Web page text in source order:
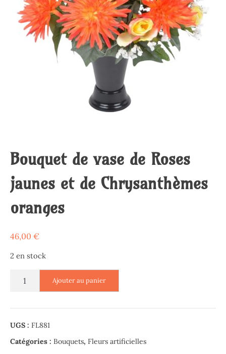
Bouquet de vase de Roses
jaunes et de Chrysanthèmes
oranges
46,00 €
2 en stock
quantité
de
vase
Roses
Ajouter au panier
UGS : FL881
Catégories : Bouquets, Fleurs artificielles